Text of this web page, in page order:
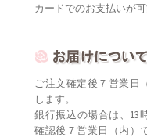
カードでのお支払いが可
ご注文確定後７営業日
します。
銀行振込の場合は、13
確認後７営業日（内）